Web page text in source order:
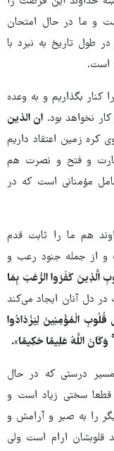
و ما در حال امتحان
طول تاریخ به نبرد با
است.
کنار بگذاریم و به وعده
نخواهد بود. ان الذین
کره زمین اعتقاد داریم
و فتح و نصرت هم
مؤمنانی است که در
هم ما را ثابت قدم
و از جمله جنود رعب و
الَّذِینَ کَفَرُوا الرُّعْبَ بِمَا
دل آنان ایجاد می‌کند
الْمُؤْمِنِینَ لِیَزْدَادُوا
اللَّهُ عَلِیمًا حَکِیمًا».
مسیر درستی که در حال
قطعا سختی زیاد است و
را به صبر و آرامش و
قلوبشان ارام است ولی